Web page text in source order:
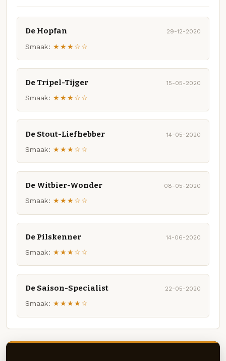
De Hopfan 29-12-2020
Smaak: ★★★☆☆
De Tripel-Tijger 15-05-2020
Smaak: ★★★☆☆
De Stout-Liefhebber 14-05-2020
Smaak: ★★★☆☆
De Witbier-Wonder 08-05-2020
Smaak: ★★★☆☆
De Pilskenner 14-06-2020
Smaak: ★★★☆☆
De Saison-Specialist 22-05-2020
Smaak: ★★★★☆